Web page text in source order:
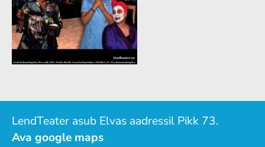
LendTeater asub Elvas aadressil Pikk 73.
Ava google maps